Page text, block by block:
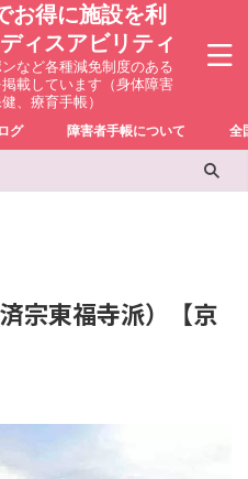
お得に施設を利
ィスアビリティ
など各種減免制度のある
載しています（身体障害
、療育手帳）
グ 障害者手帳について 全
宗東福寺派）【京